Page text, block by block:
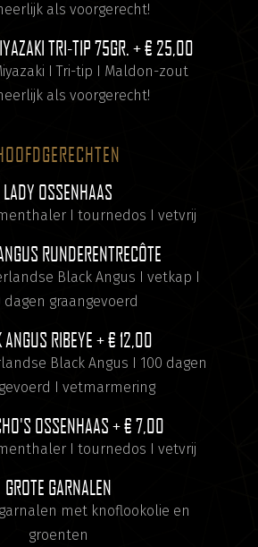
als voorgerecht!
TRI-TIP 75GR. + € 25,00
I Tri-tip I Maldon-zout
als voorgerecht!
LADY OSSENHAAS
I tournedos I vetvrij
RUNDERENTRECÔTE
Black Angus I vetkap I
dagen graangevoerd
ANGUS RIBEYE+ € 12,00
Black Angus I 100 dagen
I vetmarmering
OSSENHAAS+ € 7,00
I tournedos I vetvrij
GROTE GARNALEN
garnalen met knoflookolie en
groenten